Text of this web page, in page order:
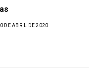
DE ABRIL DE 2020